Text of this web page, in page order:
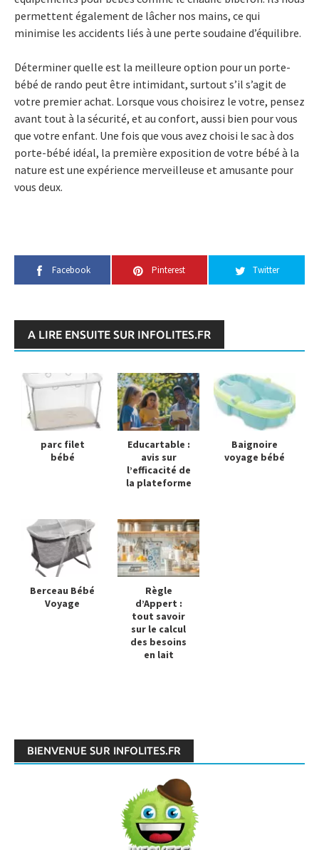
permettent également de lâcher nos mains, ce qui
minimise les accidents liés à une perte soudaine d’équilibre.
Déterminer quelle est la meilleure option pour un porte-
bébé de rando peut être intimidant, surtout s’il s’agit de
votre premier achat. Lorsque vous choisirez le votre, pensez
avant tout à la sécurité, et au confort, aussi bien pour vous
que votre enfant. Une fois que vous avez choisi le sac à dos
porte-bébé idéal, la première exposition de votre bébé à la
nature est une expérience merveilleuse et amusante pour
vous deux.
Facebook Pinterest Twitter
A LIRE ENSUITE SUR INFOLITES.FR
parc filet
bébé
Educartable :
avis sur
l’efficacité de
la plateforme
Baignoire
voyage bébé
Berceau Bébé
Voyage
Règle
d’Appert :
tout savoir
sur le calcul
des besoins
en lait
BIENVENUE SUR INFOLITES.FR